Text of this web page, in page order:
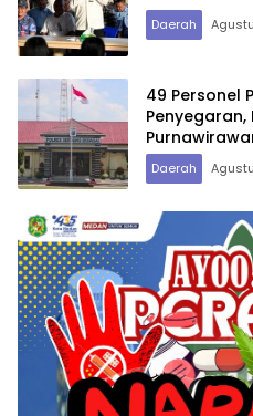
Daerah
49 Personel
Penyegaran,
Daerah